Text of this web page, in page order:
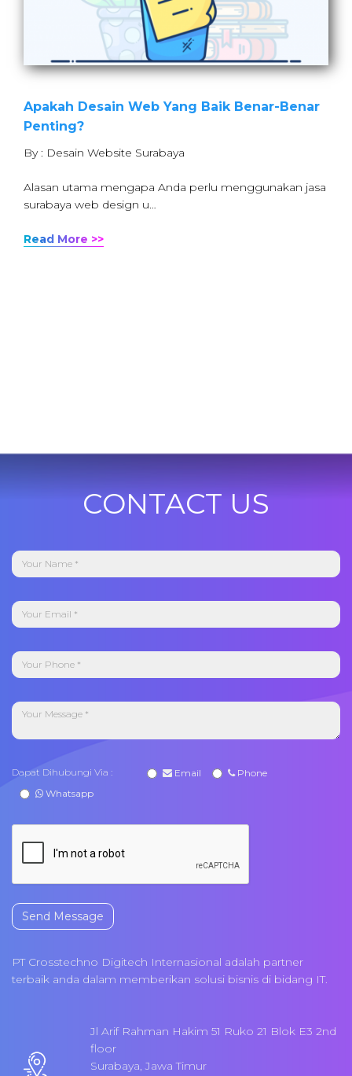
Apakah Desain Web Yang Baik Benar-Benar
Penting?
By : Desain Website Surabaya
Alasan utama mengapa Anda perlu menggunakan jasa
surabaya web design u…
Read More >>
CONTACT US
Dapat Dihubungi Via : Email
Phone
Whatsapp
Send Message
PT Crosstechno Digitech Internasional adalah partner
terbaik anda dalam memberikan solusi bisnis di bidang IT.
Jl Arif Rahman Hakim 51 Ruko 21 Blok E3 2nd
floor
Surabaya, Jawa Timur